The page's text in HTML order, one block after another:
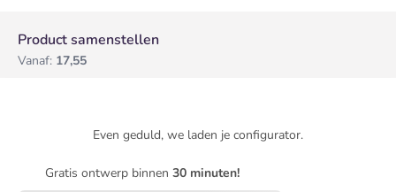
Product samenstellen
Vanaf: 17,55
Even geduld, we laden je configurator.
Gratis ontwerp binnen 30 minuten!